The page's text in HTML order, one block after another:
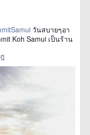
วันสบายๆอา
Koh Samui เป็นร้าน